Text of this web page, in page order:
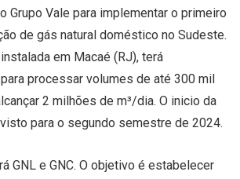
Grupo Vale para implementar o primeiro
de gás natural doméstico no Sudeste.
em Macaé (RJ), terá
processar volumes de até 300 mil
2 milhões de m³/dia. O inicio da
para o segundo semestre de 2024.
GNL e GNC. O objetivo é estabelecer